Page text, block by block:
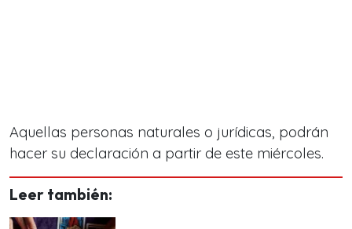
Aquellas personas naturales o jurídicas, podrán
hacer su declaración a partir de este miércoles.
Leer también: